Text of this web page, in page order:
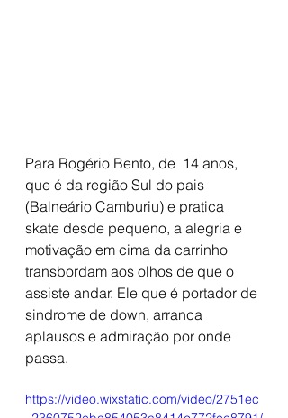
Para Rogério Bento, de  14 anos,
que é da região Sul do pais
(Balneário Camburiu) e pratica
skate desde pequeno, a alegria e
motivação em cima da carrinho
transbordam aos olhos de que o
assiste andar. Ele que é portador de
sindrome de down, arranca
aplausos e admiração por onde
passa.
https://video.wixstatic.com/video/2751ec